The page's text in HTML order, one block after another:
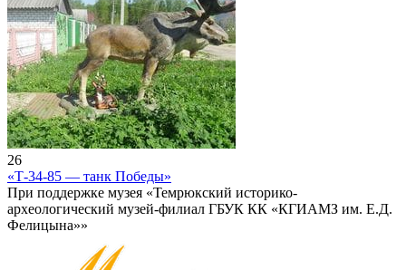
26
«Т-34-85 — танк Победы»
При поддержке музея «Темрюкский историко-
археологический музей-филиал ГБУК КК «КГИАМЗ им. Е.Д.
Фелицына»»